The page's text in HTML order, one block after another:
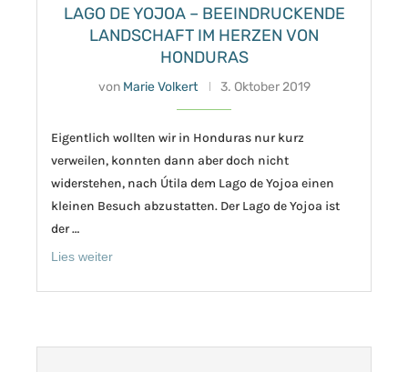
LAGO DE YOJOA – BEEINDRUCKENDE
LANDSCHAFT IM HERZEN VON
HONDURAS
von Marie Volkert 3. Oktober 2019
Eigentlich wollten wir in Honduras nur kurz
verweilen, konnten dann aber doch nicht
widerstehen, nach Útila dem Lago de Yojoa einen
kleinen Besuch abzustatten. Der Lago de Yojoa ist
der …
Lies weiter